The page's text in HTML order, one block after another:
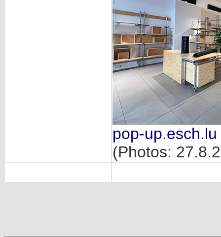
pop-up.esch.lu
(Photos: